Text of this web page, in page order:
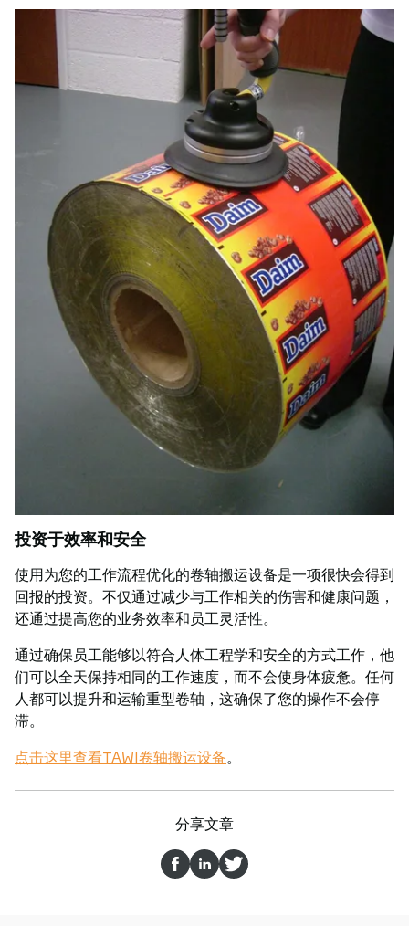
投资于效率和安全
使用为您的工作流程优化的卷轴搬运设备是一项很快会得到
回报的投资。不仅通过减少与工作相关的伤害和健康问题，
还通过提高您的业务效率和员工灵活性。
通过确保员工能够以符合人体工程学和安全的方式工作，他
们可以全天保持相同的工作速度，而不会使身体疲惫。任何
人都可以提升和运输重型卷轴，这确保了您的操作不会停
滞。
点击这里查看TAWI卷轴搬运设备。
分享文章